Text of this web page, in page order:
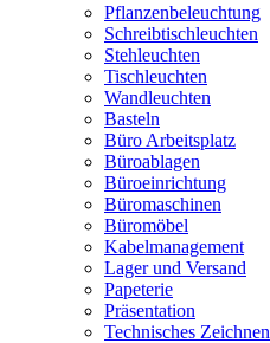
Pflanzenbeleuchtung
Schreibtischleuchten
Stehleuchten
Tischleuchten
Wandleuchten
Basteln
Büro Arbeitsplatz
Büroablagen
Büroeinrichtung
Büromaschinen
Büromöbel
Kabelmanagement
Lager und Versand
Papeterie
Präsentation
Technisches Zeichnen